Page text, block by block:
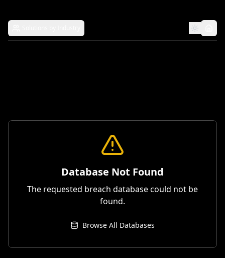
Database Not Found
The requested breach database could not be
found.
Browse All Databases